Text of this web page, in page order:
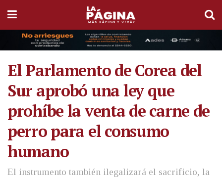
El Parlamento de Corea del
Sur aprobó una ley que
prohíbe la venta de carne de
perro para el consumo
humano
El instrumento también ilegalizará el sacrificio, la